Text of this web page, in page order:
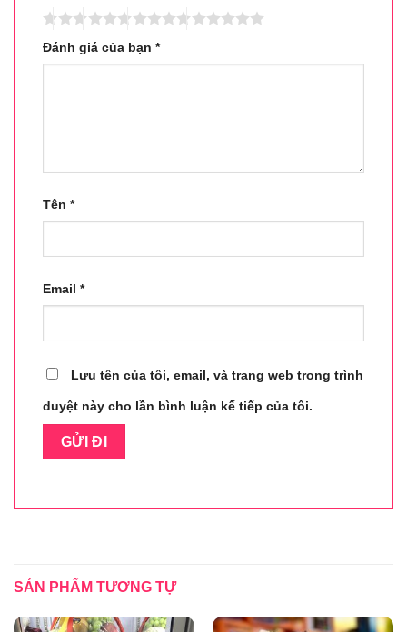
Đánh giá của bạn *
Tên *
Email *
Lưu tên của tôi, email, và trang web trong trình
duyệt này cho lần bình luận kế tiếp của tôi.
SẢN PHẨM TƯƠNG TỰ